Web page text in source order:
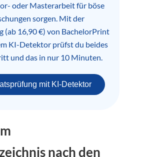
oder Masterarbeit für böse
sorgen. Mit der
(ab 16,90 €) von BachelorPrint
KI-Detektor prüfst du beides
und das in nur 10 Minuten.
mit KI-Detektor
nach den